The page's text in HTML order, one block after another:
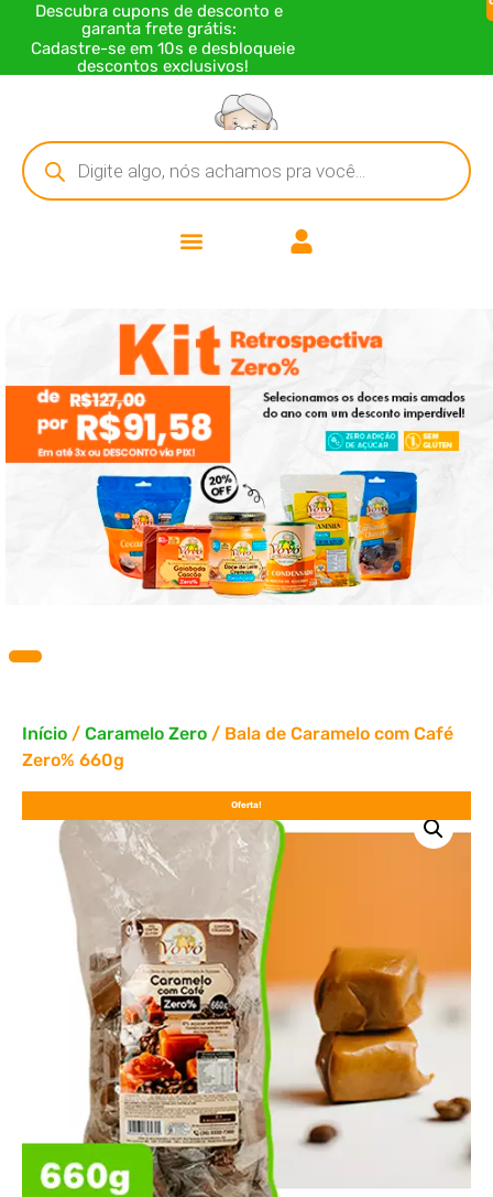
Descubra cupons de desconto e
garanta frete grátis:
Cadastre-se em 10s e desbloqueie
descontos exclusivos!
Início / Caramelo Zero / Bala de Caramelo com Café
Zero% 660g
Oferta!